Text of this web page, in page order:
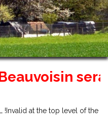
sera
!Invalid at the top level of the